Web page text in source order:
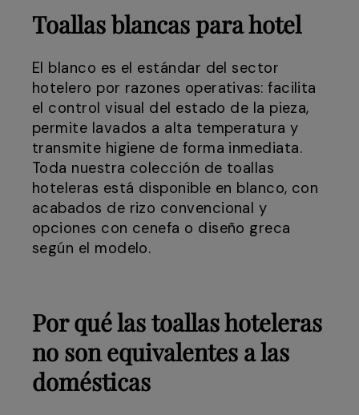
Toallas blancas para hotel
El blanco es el estándar del sector
hotelero por razones operativas: facilita
el control visual del estado de la pieza,
permite lavados a alta temperatura y
transmite higiene de forma inmediata.
Toda nuestra colección de toallas
hoteleras está disponible en blanco, con
acabados de rizo convencional y
opciones con cenefa o diseño greca
según el modelo.
Por qué las toallas hoteleras
no son equivalentes a las
domésticas